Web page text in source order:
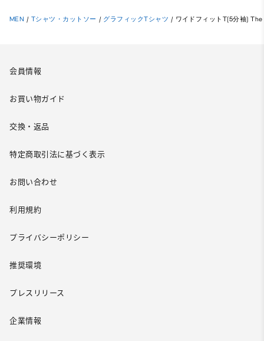
MEN / Tシャツ・カットソー / グラフィックTシャツ / ワイドフィットT(5分袖)
会員情報
お買い物ガイド
交換・返品
特定商取引法に基づく表示
お問い合わせ
利用規約
プライバシーポリシー
推奨環境
プレスリリース
企業情報